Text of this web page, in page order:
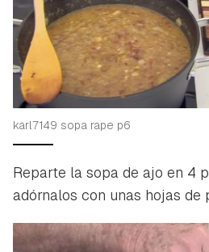
karl7149 sopa rape p6
Reparte la sopa de ajo en 4
adórnalos con unas hojas de